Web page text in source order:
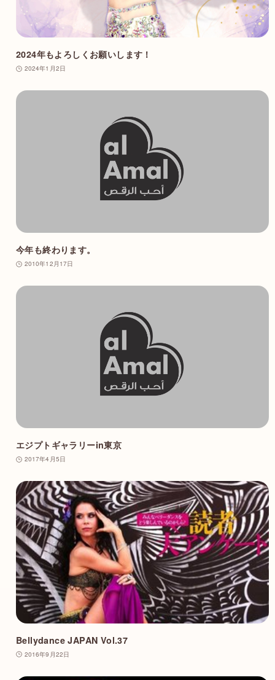
2024年もよろしくお願いします！
2024年1月2日
今年も終わります。
2010年12月17日
エジプトギャラリーin東京
2017年4月5日
Bellydance JAPAN Vol.37
2016年9月22日